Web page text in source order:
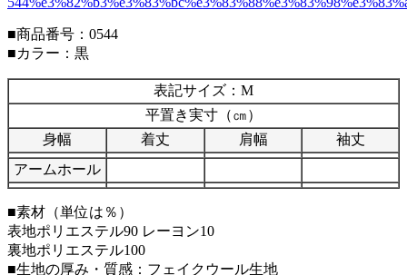
■商品番号：0544
■カラー：黒
表記サイズ：M
平置き実寸（㎝）
身幅
着丈 肩幅
袖丈
アームホール
■素材（単位は％）
表地ポリエステル90 レーヨン10
裏地ポリエステル100
■生地の厚み・質感：フェイクウール生地